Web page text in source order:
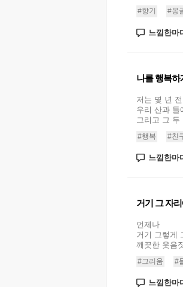
#향기 #몽
느낌한마
나를 행복하
저는 몇 년
우리 산과 들
그리고 그 두
#행복 #친
느낌한마
거기 그 자
언제나
거기 그렇게
깨끗한 웃음
#그리움 #
느낌한마